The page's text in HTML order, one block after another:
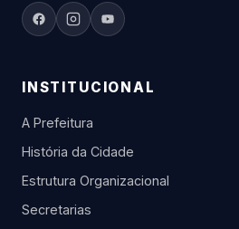
INSTITUCIONAL
A Prefeitura
História da Cidade
Estrutura Organizacional
Secretarias